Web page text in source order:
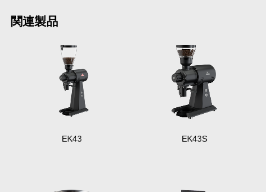
関連製品
EK43 EK43S